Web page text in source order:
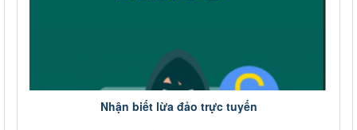
Nhận biết lừa đảo trực tuyến